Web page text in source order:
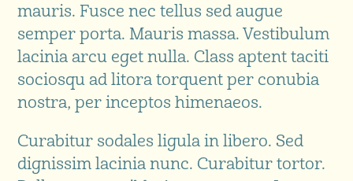
mauris. Fusce nec tellus sed augue
semper porta. Mauris massa. Vestibulum
lacinia arcu eget nulla. Class aptent taciti
sociosqu ad litora torquent per conubia
nostra, per inceptos himenaeos.
Curabitur sodales ligula in libero. Sed
dignissim lacinia nunc. Curabitur tortor.